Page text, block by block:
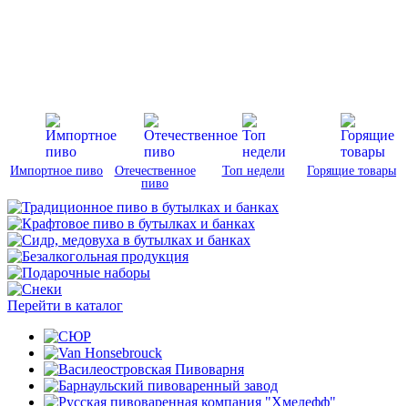
Импортное пиво
Отечественное
пиво
Топ недели Горящие товары
Перейти в каталог